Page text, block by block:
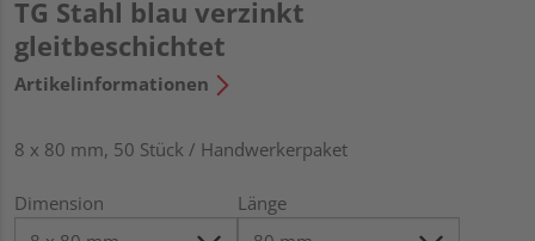
TG Stahl blau verzinkt
gleitbeschichtet
Artikelinformationen
8 x 80 mm, 50 Stück / Handwerkerpaket
Dimension Länge